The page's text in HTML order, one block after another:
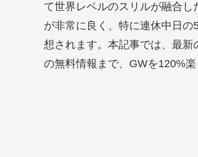
て世界レベルのスリルが融合
が非常に良く、特に連休中日
想されます。本記事では、最
の無料情報まで、GWを120%